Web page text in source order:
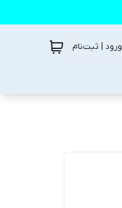
ورود | ثبت‌نام